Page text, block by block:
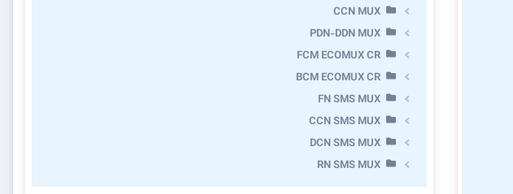
CCN MUX
PDN-DDN MUX
FCM ECOMUX CR
BCM ECOMUX CR
FN SMS MUX
CCN SMS MUX
DCN SMS MUX
RN SMS MUX